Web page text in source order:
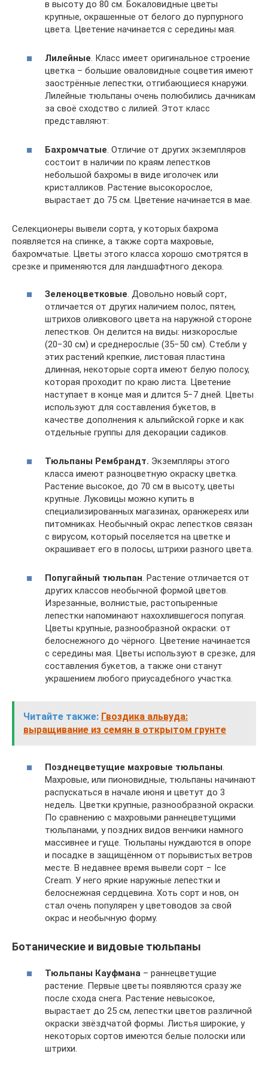
в высоту до 80 см. Бокаловидные цветы
крупные, окрашенные от белого до пурпурного
цвета. Цветение начинается с середины мая.
Лилейные . Класс имеет оригинальное строение
цветка – большие оваловидные соцветия имеют
заострённые лепестки, отгибающиеся кнаружи.
Лилейные тюльпаны очень полюбились дачникам
за своё сходство с лилией. Этот класс
представляют:
Бахромчатые . Отличие от других экземпляров
состоит в наличии по краям лепестков
небольшой бахромы в виде иголочек или
кристалликов. Растение высокорослое,
вырастает до 75 см. Цветение начинается в мае.
Селекционеры вывели сорта, у которых бахрома
появляется на спинке, а также сорта махровые,
бахромчатые. Цветы этого класса хорошо смотрятся в
срезке и применяются для ландшафтного декора.
Зеленоцветковые. Довольно новый сорт,
отличается от других наличием полос, пятен,
штрихов оливкового цвета на наружной стороне
лепестков. Он делится на виды: низкорослые
(20−30 см) и среднерослые (35−50 см). Стебли у
этих растений крепкие, листовая пластина
длинная, некоторые сорта имеют белую полосу,
которая проходит по краю листа. Цветение
наступает в конце мая и длится 5−7 дней. Цветы
используют для составления букетов, в
качестве дополнения к альпийской горке и как
отдельные группы для декорации садиков.
Тюльпаны Рембрандт. Экземпляры этого
класса имеют разноцветную окраску цветка.
Растение высокое, до 70 см в высоту, цветы
крупные. Луковицы можно купить в
специализированных магазинах, оранжереях или
питомниках. Необычный окрас лепестков связан
с вирусом, который поселяется на цветке и
окрашивает его в полосы, штрихи разного цвета.
Попугайный тюльпан. Растение отличается от
других классов необычной формой цветов.
Изрезанные, волнистые, растопыренные
лепестки напоминают нахохлившегося попугая.
Цветы крупные, разнообразной окраски: от
белоснежного до чёрного. Цветение начинается
с середины мая. Цветы используют в срезке, для
составления букетов, а также они станут
украшением любого приусадебного участка.
Читайте также: Гвоздика альвуда:
выращивание из семян в открытом грунте
Позднецветущие махровые тюльпаны
Махровые, или пионовидные, тюльпаны начинают
распускаться в начале июня и цветут до 3
недель. Цветки крупные, разнообразной окраски.
По сравнению с махровыми раннецветущими
тюльпанами, у поздних видов венчики намного
массивнее и гуще. Тюльпаны нуждаются в опоре
и посадке в защищённом от порывистых ветров
месте. В недавнее время вывели сорт − Ice
Cream. У него яркие наружные лепестки и
белоснежная сердцевина. Хоть сорт и нов, он
стал очень популярен у цветоводов за свой
окрас и необычную форму.
Ботанические и видовые тюльпаны
Тюльпаны Кауфмана – раннецветущие
растение. Первые цветы появляются сразу же
после схода снега. Растение невысокое,
вырастает до 25 см, лепестки цветов различной
окраски звёздчатой формы. Листья широкие, у
некоторых сортов имеются белые полоски или
штрихи.